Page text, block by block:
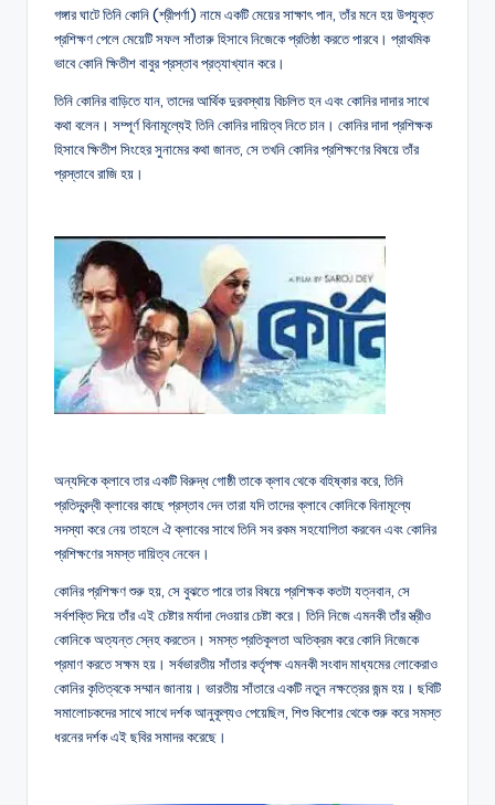
গঙ্গার ঘাটে তিনি কোনি (শ্রীপর্ণা) নামে একটি মেয়ের সাক্ষাৎ পান, তাঁর মনে হয় উপযুক্ত
প্রশিক্ষণ পেলে মেয়েটি সফল সাঁতারু হিসাবে নিজেকে প্রতিষ্ঠা করতে পারবে। প্রাথমিক
ভাবে কোনি ক্ষিতীশ বাবুর প্রস্তাব প্রত্যাখ্যান করে।
তিনি কোনির বাড়িতে যান, তাদের আর্থিক দুরবস্থায় বিচলিত হন এবং কোনির দাদার সাথে
কথা বলেন। সম্পূর্ণ বিনামূল্যেই তিনি কোনির দায়িত্ব নিতে চান। কোনির দাদা প্রশিক্ষক
হিসাবে ক্ষিতীশ সিংহের সুনামের কথা জানত, সে তখনি কোনির প্রশিক্ষণের বিষয়ে তাঁর
প্রস্তাবে রাজি হয়।
অন্যদিকে ক্লাবে তার একটি বিরুদ্ধ গোষ্ঠী তাকে ক্লাব থেকে বহিষ্কার করে, তিনি
প্রতিদ্বন্দ্বী ক্লাবের কাছে প্রস্তাব দেন তারা যদি তাদের ক্লাবে কোনিকে বিনামূল্যে
সদস্যা করে নেয় তাহলে ঐ ক্লাবের সাথে তিনি সব রকম সহযোগিতা করবেন এবং কোনির
প্রশিক্ষণের সমস্ত দায়িত্ব নেবেন।
কোনির প্রশিক্ষণ শুরু হয়, সে বুঝতে পারে তার বিষয়ে প্রশিক্ষক কতটা যত্নবান, সে
সর্বশক্তি দিয়ে তাঁর এই চেষ্টার মর্যাদা দেওয়ার চেষ্টা করে। তিনি নিজে এমনকী তাঁর স্ত্রীও
কোনিকে অত্যন্ত স্নেহ করতেন। সমস্ত প্রতিকূলতা অতিক্রম করে কোনি নিজেকে
প্রমাণ করতে সক্ষম হয়। সর্বভারতীয় সাঁতার কর্তৃপক্ষ এমনকী সংবাদ মাধ্যমের লোকেরাও
কোনির কৃতিত্বকে সম্মান জানায়। ভারতীয় সাঁতারে একটি নতুন নক্ষত্রের জন্ম হয়। ছবিটি
সমালোচকদের সাথে সাথে দর্শক আনুকূল্যও পেয়েছিল, শিশু কিশোর থেকে শুরু করে সমস্ত
ধরনের দর্শক এই ছবির সমাদর করেছে।